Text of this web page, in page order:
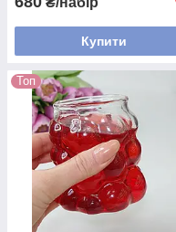
Купити
Топ